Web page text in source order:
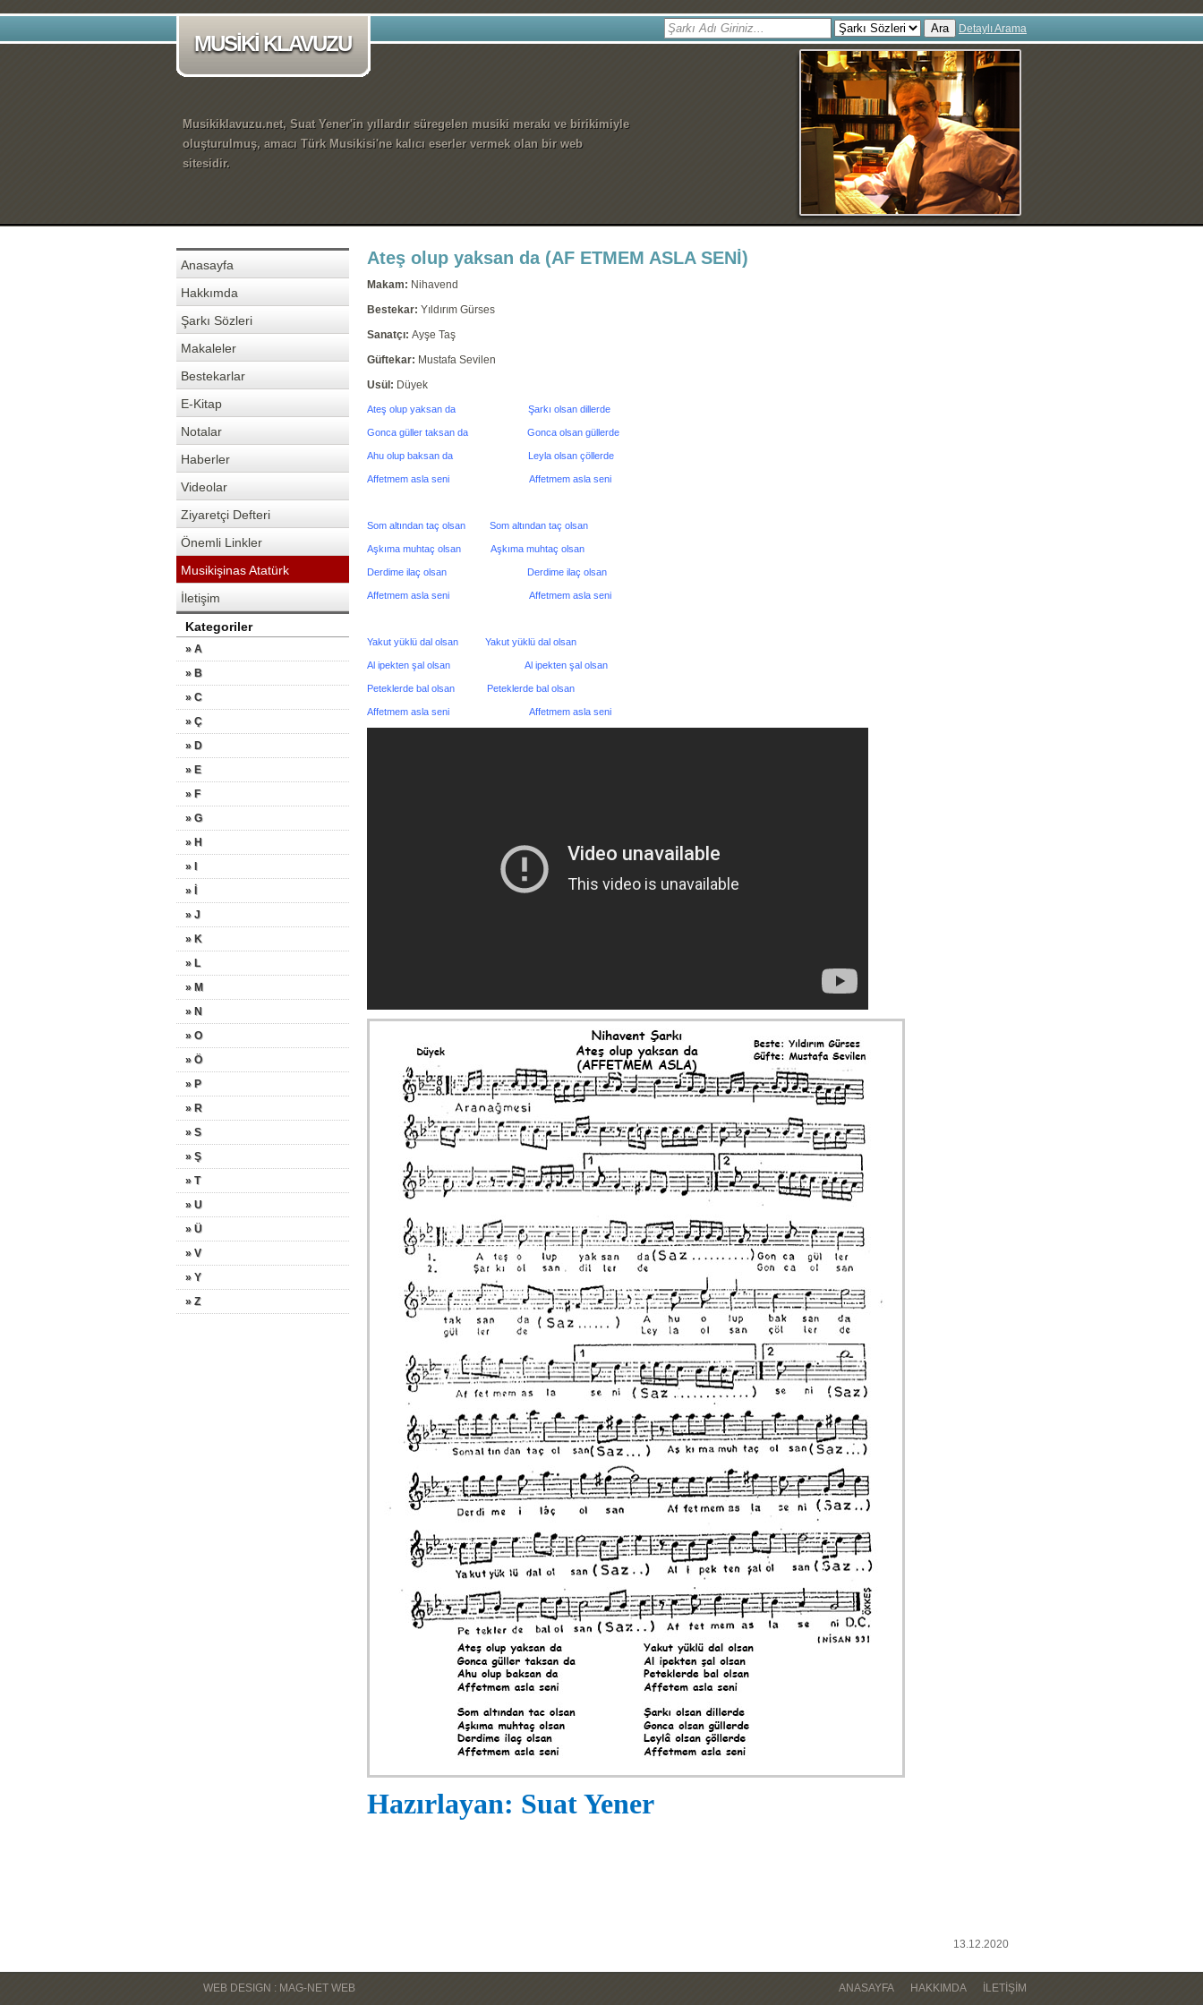
MUSİKİ KLAVUZU
Ara Detaylı Arama
Musikiklavuzu.net, Suat Yener'in yıllardır süregelen musiki merakı ve birikimiyle
oluşturulmuş, amacı Türk Musikisi'ne kalıcı eserler vermek olan bir web
sitesidir.
Anasayfa
Hakkımda
Şarkı Sözleri
Makaleler
Bestekarlar
E-Kitap
Notalar
Haberler
Videolar
Ziyaretçi Defteri
Önemli Linkler
Musikişinas Atatürk
İletişim
Kategoriler
» A
» B
» C
» Ç
» D
» E
» F
» G
» H
» I
» İ
» J
» K
» L
» M
» N
» O
» Ö
» P
» R
» S
» Ş
» T
» U
» Ü
» V
» Y
» Z
Ateş olup yaksan da (AF ETMEM ASLA SENİ)
Makam: Nihavend
Bestekar: Yıldırım Gürses
Sanatçı: Ayşe Taş
Güftekar: Mustafa Sevilen
Usül: Düyek
Ateş olup yaksan da Şarkı olsan dillerde
Gonca güller taksan da Gonca olsan güllerde
Ahu olup baksan da Leyla olsan çöllerde
Affetmem asla seni Affetmem asla seni
Som altından taç olsan Som altından taç olsan
Aşkıma muhtaç olsan Aşkıma muhtaç olsan
Derdime ilaç olsan Derdime ilaç olsan
Affetmem asla seni Affetmem asla seni
Yakut yüklü dal olsan Yakut yüklü dal olsan
Al ipekten şal olsan Al ipekten şal olsan
Peteklerde bal olsan Peteklerde bal olsan
Affetmem asla seni Affetmem asla seni
Hazırlayan: Suat Yener
13.12.2020
WEB DESIGN : MAG-NET WEB ANASAYFA HAKKIMDA İLETIŞIM